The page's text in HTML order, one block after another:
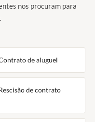
nos procuram para
de aluguel
de contrato